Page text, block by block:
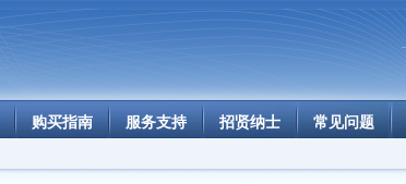
购买指南 服务支持 招贤纳士 常见问题